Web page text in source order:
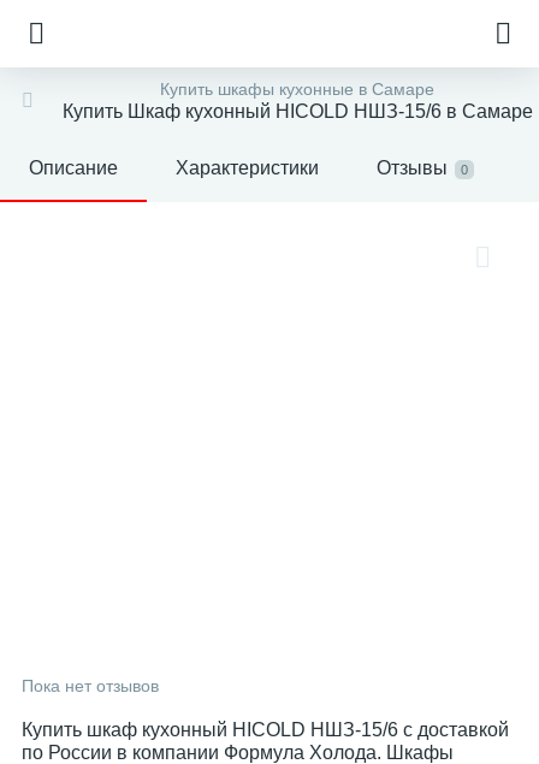
Купить шкафы кухонные в Самаре
Купить Шкаф кухонный HICOLD НШЗ-15/6 в Самаре
Описание Характеристики Отзывы 0
Пока нет отзывов
Купить шкаф кухонный HICOLD НШЗ-15/6 с доставкой
по России в компании Формула Холода. Шкафы